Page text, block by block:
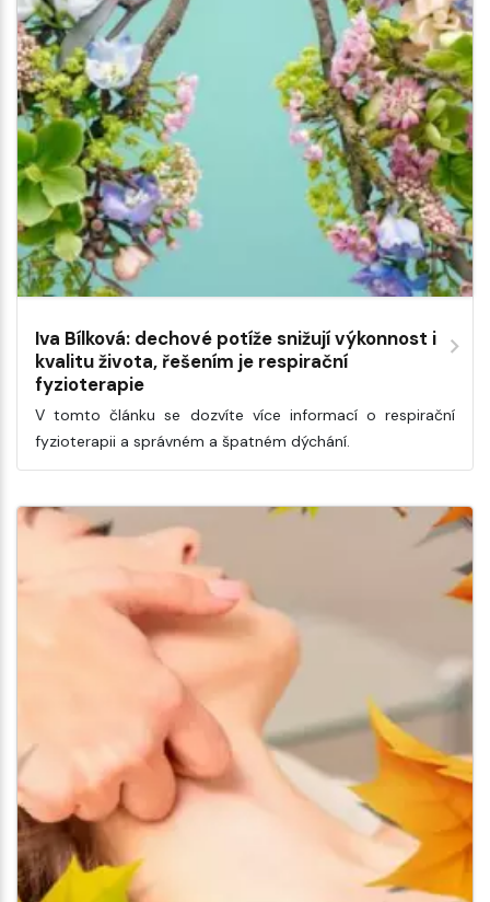
Iva Bílková: dechové potíže snižují výkonnost i
kvalitu života, řešením je respirační
fyzioterapie
V tomto článku se dozvíte více informací o respirační
fyzioterapii a správném a špatném dýchání.